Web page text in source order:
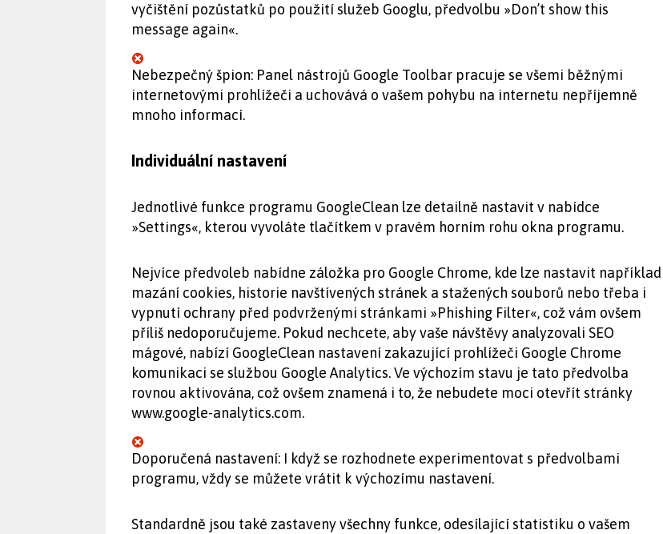
vyčištění pozůstatků po použití služeb Googlu, předvolbu »Don’t show this
message again«.
Nebezpečný špion: Panel nástrojů Google Toolbar pracuje se všemi běžnými
internetovými prohlížeči a uchovává o vašem pohybu na internetu nepříjemně
mnoho informací.
Individuální nastavení
Jednotlivé funkce programu GoogleClean lze detailně nastavit v nabídce
»Settings«, kterou vyvoláte tlačítkem v pravém horním rohu okna programu.
Nejvíce předvoleb nabídne záložka pro Google Chrome, kde lze nastavit například
mazání cookies, historie navštívených stránek a stažených souborů nebo třeba i
vypnutí ochrany před podvrženými stránkami »Phishing Filter«, což vám ovšem
příliš nedoporučujeme. Pokud nechcete, aby vaše návštěvy analyzovali SEO
mágové, nabízí GoogleClean nastavení zakazující prohlížeči Google Chrome
komunikaci se službou Google Analytics. Ve výchozím stavu je tato předvolba
rovnou aktivována, což ovšem znamená i to, že nebudete moci otevřít stránky
www.google-analytics.com.
Doporučená nastavení: I když se rozhodnete experimentovat s předvolbami
programu, vždy se můžete vrátit k výchozímu nastavení.
Standardně jsou také zastaveny všechny funkce, odesílající statistiku o vašem